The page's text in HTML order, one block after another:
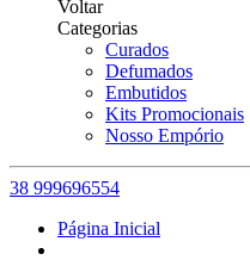
Voltar
Categorias
Curados
Defumados
Embutidos
Kits Promocionais
Nosso Empório
38 999696554
Página Inicial